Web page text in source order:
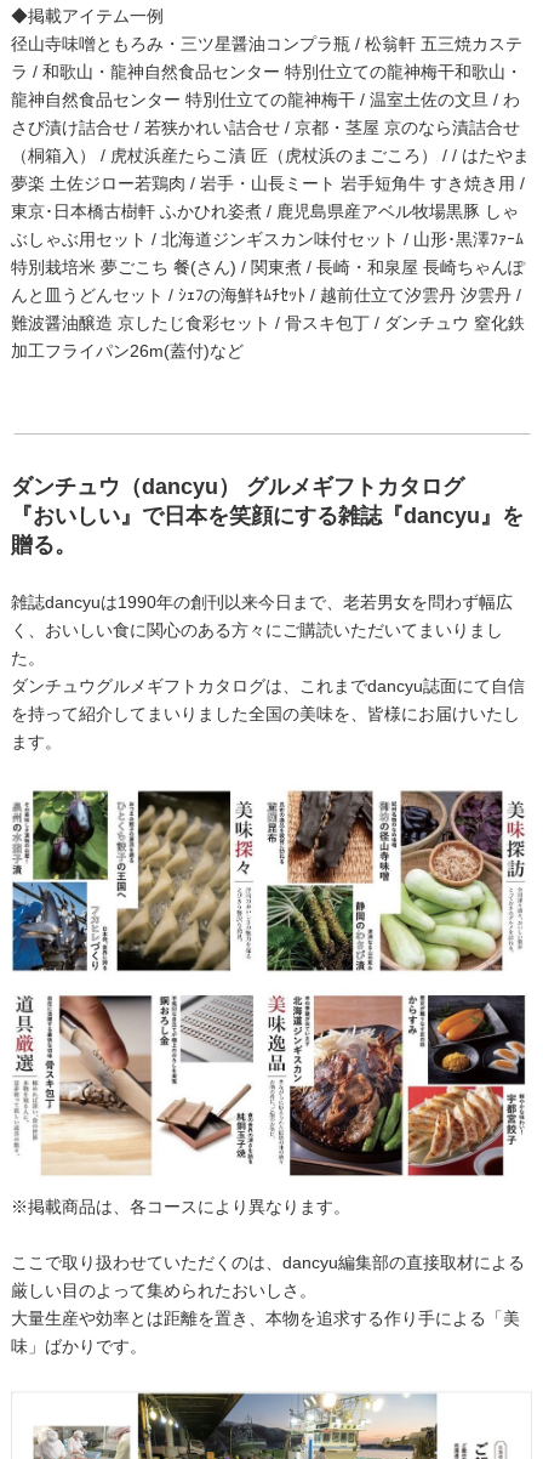
◆掲載アイテム一例
径山寺味噌ともろみ・三ツ星醤油コンプラ瓶 / 松翁軒 五三焼カステ
ラ / 和歌山・龍神自然食品センター 特別仕立ての龍神梅干和歌山・
龍神自然食品センター 特別仕立ての龍神梅干 / 温室土佐の文旦 / わ
さび漬け詰合せ / 若狭かれい詰合せ / 京都・茎屋 京のなら漬詰合せ
（桐箱入） / 虎杖浜産たらこ漬 匠（虎杖浜のまごころ） / / はたやま
夢楽 土佐ジロー若鶏肉 / 岩手・山長ミート 岩手短角牛 すき焼き用 /
東京･日本橋古樹軒 ふかひれ姿煮 / 鹿児島県産アベル牧場黒豚 しゃ
ぶしゃぶ用セット / 北海道ジンギスカン味付セット / 山形･黒澤ﾌｧｰﾑ
特別栽培米 夢ごこち 餐(さん) / 関東煮 / 長崎・和泉屋 長崎ちゃんぽ
んと皿うどんセット / ｼｪﾌの海鮮ｷﾑﾁｾｯﾄ / 越前仕立て汐雲丹 汐雲丹 /
難波醤油醸造 京したじ食彩セット / 骨スキ包丁 / ダンチュウ 窒化鉄
加工フライパン26m(蓋付)など
ダンチュウ（dancyu） グルメギフトカタログ
『おいしい』で日本を笑顔にする雑誌『dancyu』を
贈る。
雑誌dancyuは1990年の創刊以来今日まで、老若男女を問わず幅広
く、おいしい食に関心のある方々にご購読いただいてまいりまし
た。
ダンチュウグルメギフトカタログは、これまでdancyu誌面にて自信
を持って紹介してまいりました全国の美味を、皆様にお届けいたし
ます。
※掲載商品は、各コースにより異なります。
ここで取り扱わせていただくのは、dancyu編集部の直接取材による
厳しい目のよって集められたおいしさ。
大量生産や効率とは距離を置き、本物を追求する作り手による「美
味」ばかりです。